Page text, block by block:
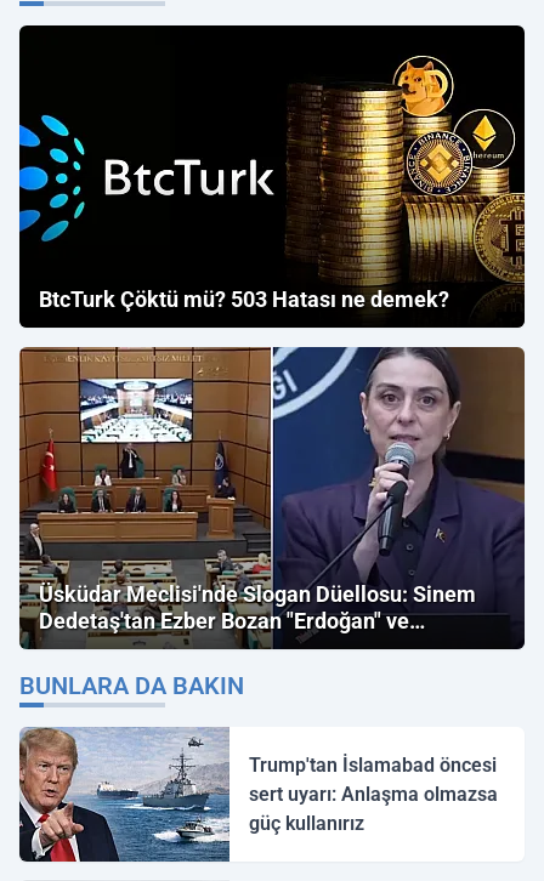
BtcTurk Çöktü mü? 503 Hatası ne demek?
Üsküdar Meclisi'nde Slogan Düellosu: Sinem
Dedetaş'tan Ezber Bozan "Erdoğan" ve
"İmamoğlu" Çıkışı!
BUNLARA DA BAKIN
Trump'tan İslamabad öncesi
sert uyarı: Anlaşma olmazsa
güç kullanırız